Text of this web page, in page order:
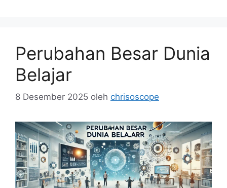
Perubahan Besar Dunia
Belajar
8 Desember 2025 oleh chrisoscope